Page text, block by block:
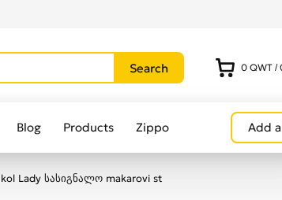
0 QWT /
Blog Products Zippo Add
Lady სასიგნალო makarovi st